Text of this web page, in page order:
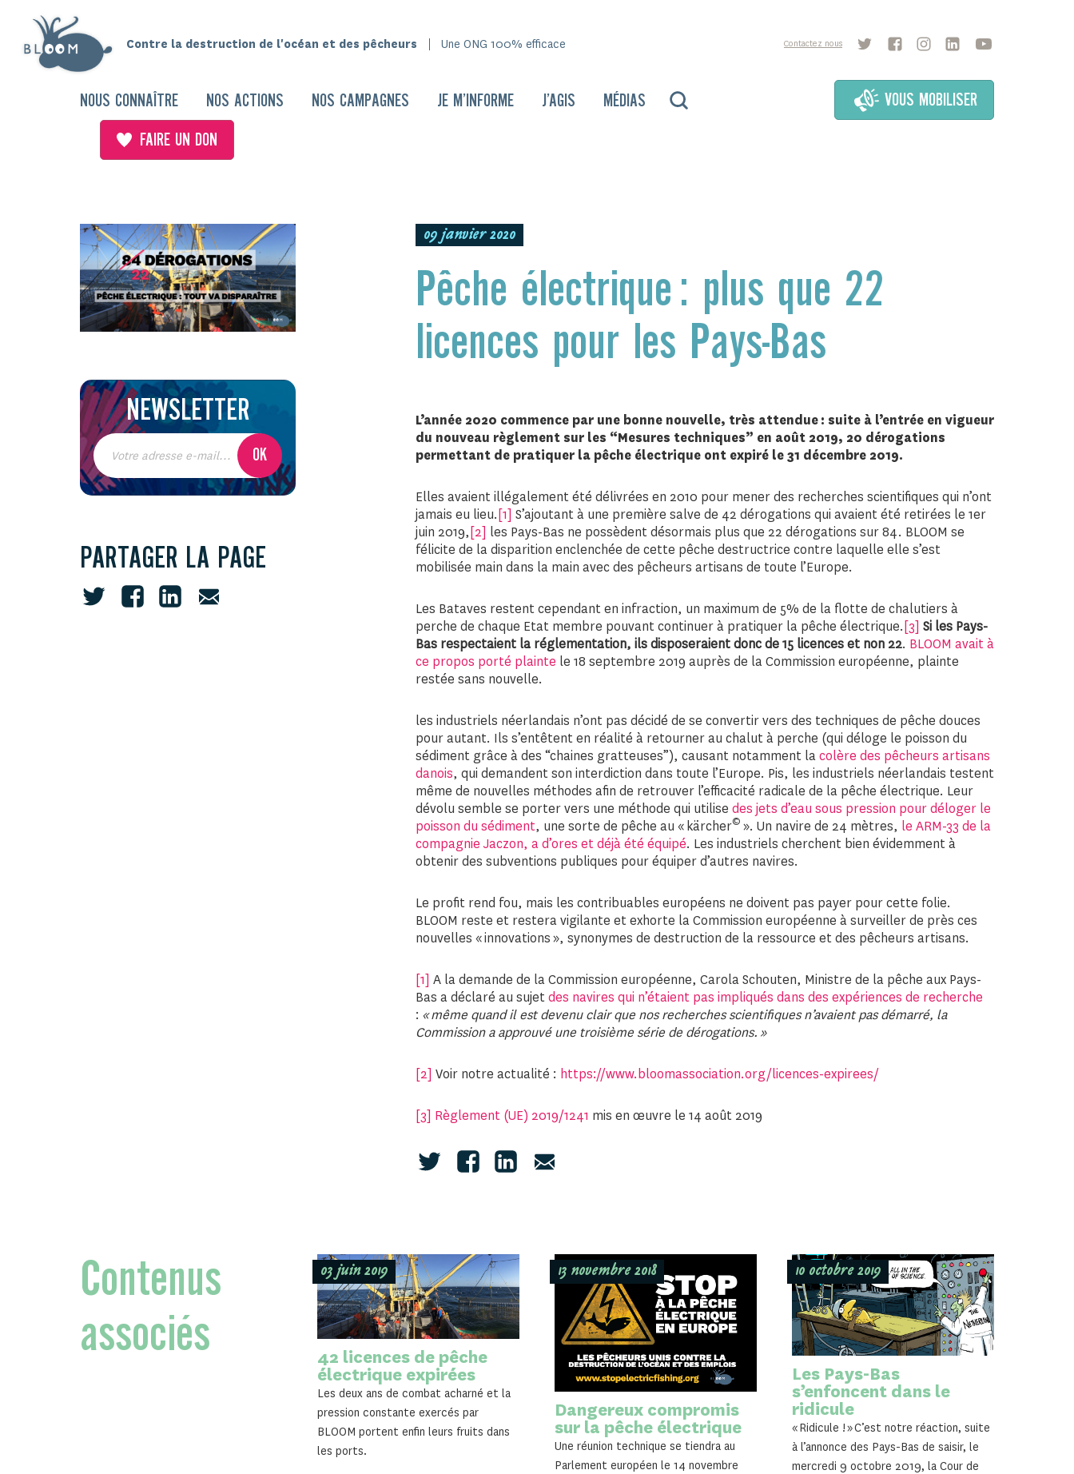
Contre la destruction de l'océan et des pêcheurs Une ONG 100% efficace Contactez nous
NOUS CONNAÎTRE NOS ACTIONS NOS CAMPAGNES JE M’INFORME J’AGIS MÉDIAS VOUS MOBILISER
FAIRE UN DON
NEWSLETTER
PARTAGER LA PAGE
09 janvier 2020
Pêche électrique : plus que 22
licences pour les Pays-Bas
L’année 2020 commence par une bonne nouvelle, très attendue : suite à l’entrée en vigueur
du nouveau règlement sur les “Mesures techniques” en août 2019, 20 dérogations
permettant de pratiquer la pêche électrique ont expiré le 31 décembre 2019.
Elles avaient illégalement été délivrées en 2010 pour mener des recherches scientifiques qui n’ont
jamais eu lieu. [1] S’ajoutant à une première salve de 42 dérogations qui avaient été retirées le 1er
juin 2019, [2] les Pays-Bas ne possèdent désormais plus que 22 dérogations sur 84. BLOOM se
félicite de la disparition enclenchée de cette pêche destructrice contre laquelle elle s’est
mobilisée main dans la main avec des pêcheurs artisans de toute l’Europe.
Les Bataves restent cependant en infraction, un maximum de 5% de la flotte de chalutiers à
perche de chaque Etat membre pouvant continuer à pratiquer la pêche électrique. [3] Si les Pays-
Bas respectaient la réglementation, ils disposeraient donc de 15 licences et non 22. BLOOM avait à
ce propos porté plainte le 18 septembre 2019 auprès de la Commission européenne, plainte
restée sans nouvelle.
les industriels néerlandais n’ont pas décidé de se convertir vers des techniques de pêche douces
pour autant. Ils s’entêtent en réalité à retourner au chalut à perche (qui déloge le poisson du
sédiment grâce à des “chaines gratteuses”), causant notamment lacolère des pêcheurs artisans
danois, qui demandent son interdiction dans toute l’Europe. Pis, les industriels néerlandais testent
même de nouvelles méthodes afin de retrouver l’efficacité radicale de la pêche électrique. Leur
dévolu semble se porter vers une méthode qui utilise des jets d’eau sous pression pour déloger le
poisson du sédiment, une sorte de pêche au « kärcher© ». Un navire de 24 mètres, le ARM-33 de la
compagnie Jaczon, a d’ores et déjà été équipé. Les industriels cherchent bien évidemment à
obtenir des subventions publiques pour équiper d’autres navires.
Le profit rend fou, mais les contribuables européens ne doivent pas payer pour cette folie.
BLOOM reste et restera vigilante et exhorte la Commission européenne à surveiller de près ces
nouvelles « innovations », synonymes de destruction de la ressource et des pêcheurs artisans.
[1] A la demande de la Commission européenne, Carola Schouten, Ministre de la pêche aux Pays-
Bas a déclaré au sujetdes navires qui n’étaient pas impliqués dans des expériences de recherche
: « même quand il est devenu clair que nos recherches scientifiques n’avaient pas démarré, la
Commission a approuvé une troisième série de dérogations. »
[2] Voir notre actualité : https://www.bloomassociation.org/licences-expirees/
[3] Règlement (UE) 2019/1241 mis en œuvre le 14 août 2019
Contenus
associés
03 juin 2019
42 licences de pêche
électrique expirées
Les deux ans de combat acharné et la
pression constante exercés par
BLOOM portent enfin leurs fruits dans
les ports.
13 novembre 2018
Dangereux compromis
sur la pêche électrique
Une réunion technique se tiendra au
Parlement européen le 14 novembre
10 octobre 2019
Les Pays-Bas
s’enfoncent dans le
ridicule
« Ridicule ! » C’est notre réaction, suite
à l’annonce des Pays-Bas de saisir, le
mercredi 9 octobre 2019, la Cour de